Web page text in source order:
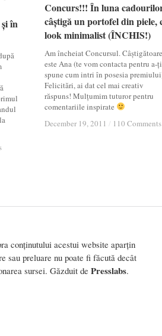
în
în
Concurs!!! În luna
câștigă un portofel din piele,
look minimalist (ÎNCHIS!)
Am încheiat Concursul.
este Ana (te vom contacta pentru a-ți
spune cum intri în posesia
Felicitări, ai dat cel mai creativ
răspuns! Mulțumim tuturor pentru
comentariile inspirate
December 19, 2011 / 110 Comments
Concurs!!! În luna
câștigă un portofel din piele,
look minimalist (ÎNCHIS!)
December 19, 2011 / 110 Comments
conținutului acestui website aparțin
sau preluare nu poate fi făcută decât
sursei. Găzduit de Presslabs.